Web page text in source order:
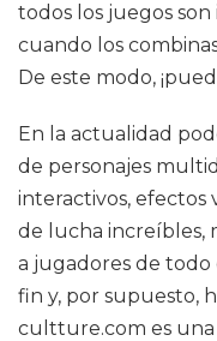
todos los juegos
cuando los
De este modo,
En la actualidad
de personajes
interactivos, efectos
de lucha increíbles,
a jugadores de
fin y, por supuesto,
cultture.com es